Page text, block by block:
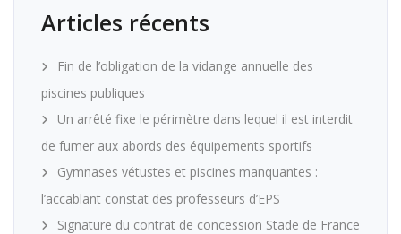
Articles récents
Fin de l’obligation de la vidange annuelle des
piscines publiques
Un arrêté fixe le périmètre dans lequel il est interdit
de fumer aux abords des équipements sportifs
Gymnases vétustes et piscines manquantes :
l’accablant constat des professeurs d’EPS
Signature du contrat de concession Stade de France